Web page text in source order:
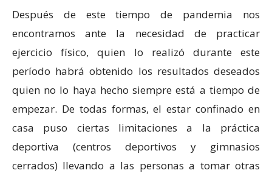
Después de este tiempo de pandemia nos
encontramos ante la necesidad de practicar
ejercicio físico, quien lo realizó durante este
período habrá obtenido los resultados deseados
quien no lo haya hecho siempre está a tiempo de
empezar. De todas formas, el estar confinado en
casa puso ciertas limitaciones a la práctica
deportiva (centros deportivos y gimnasios
cerrados) llevando a las personas a tomar otras